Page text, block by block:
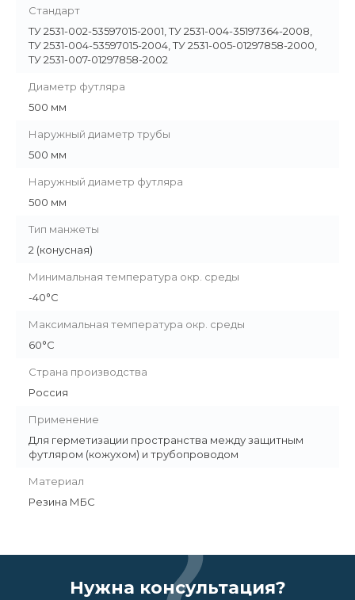
Стандарт
ТУ 2531-002-53597015-2001, ТУ 2531-004-35197364-2008,
ТУ 2531-004-53597015-2004, ТУ 2531-005-01297858-2000,
ТУ 2531-007-01297858-2002
Диаметр футляра
500 мм
Наружный диаметр трубы
500 мм
Наружный диаметр футляра
500 мм
Тип манжеты
2 (конусная)
Минимальная температура окр. среды
-40°C
Максимальная температура окр. среды
60°C
Страна производства
Россия
Применение
Для герметизации пространства между защитным
футляром (кожухом) и трубопроводом
Материал
Резина МБС
Нужна консультация?